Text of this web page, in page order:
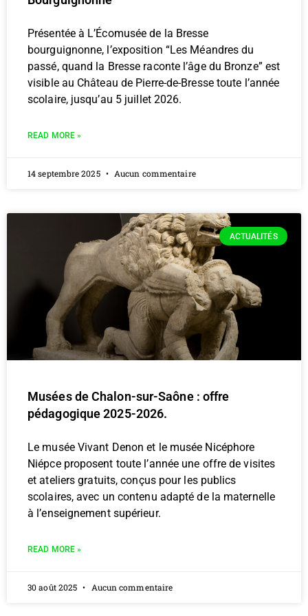
Présentée à L’Écomusée de la Bresse
bourguignonne, l’exposition “Les Méandres du
passé, quand la Bresse raconte l’âge du Bronze” est
visible au Château de Pierre-de-Bresse toute l’année
scolaire, jusqu’au 5 juillet 2026.
READ MORE »
14 septembre 2025 Aucun commentaire
ACTUALITÉS
Musées de Chalon-sur-Saône : offre
pédagogique 2025-2026.
Le musée Vivant Denon et le musée Nicéphore
Niépce proposent toute l’année une offre de visites
et ateliers gratuits, conçus pour les publics
scolaires, avec un contenu adapté de la maternelle
à l’enseignement supérieur.
READ MORE »
30 août 2025 Aucun commentaire